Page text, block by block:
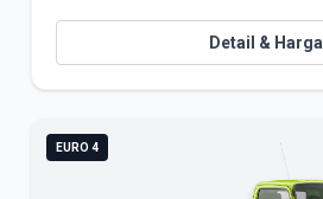
Detail & Harga
EURO 4